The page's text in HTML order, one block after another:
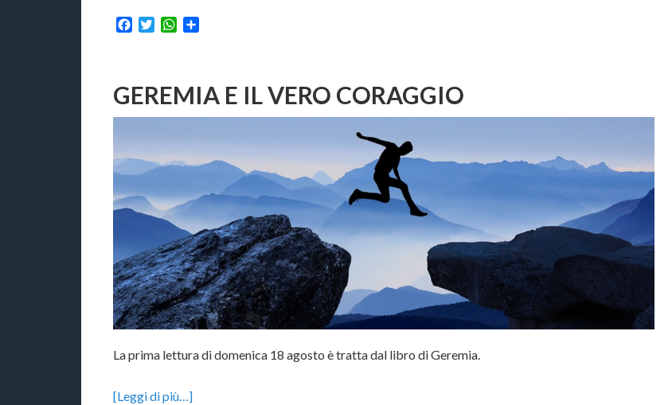
Facebook
TwitterWhatsApp
GEREMIA E IL VERO CORAGGIO
La prima lettura di domenica 18 agosto è tratta dal libro di Geremia.
[Leggi di più…]